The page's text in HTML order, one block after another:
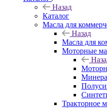
Назад
Каталог
Масла для
Назад
Масла для
Моторные
Тракторное